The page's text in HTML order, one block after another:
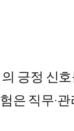
긍정 신
은 직무·관